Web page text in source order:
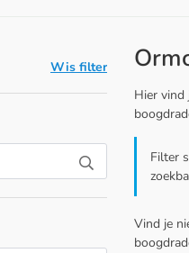
Wis filter
Hier vind
Filter
Vind je